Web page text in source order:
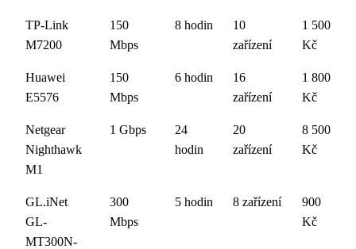
TP-Link
M7200
150
Mbps
8 hodin
10
zařízení
1 500
Kč
Huawei
E5576
150
Mbps
6 hodin
16
zařízení
1 800
Kč
Netgear
Nighthawk
M1
1 Gbps
24
hodin
20
zařízení
8 500
Kč
GL.iNet
GL-
MT300N-
300
Mbps
5 hodin 8 zařízení
900
Kč